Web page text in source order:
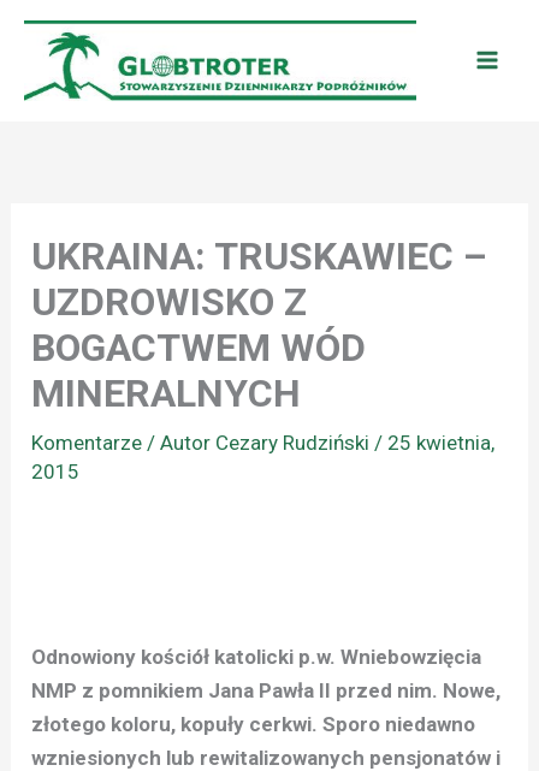
Przejdź
treści
UKRAINA: TRUSKAWIEC –
UZDROWISKO Z
BOGACTWEM WÓD
MINERALNYCH
Komentarze / Autor Cezary Rudziński/ 25 kwietnia,
2015
Odnowiony kościół katolicki p.w. Wniebowzięcia
NMP z pomnikiem Jana Pawła II przed nim. Nowe,
złotego koloru, kopuły cerkwi. Sporo niedawno
wzniesionych lub rewitalizowanych pensjonatów i